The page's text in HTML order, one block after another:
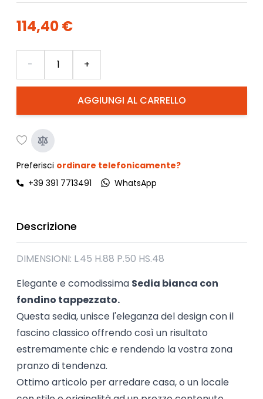
114,40 €
AGGIUNGI AL CARRELLO
- +
Preferisci ordinare telefonicamente?
+39 391 7713491
WhatsApp
Descrizione
DIMENSIONI: L.45 H.88 P.50 HS.48
Elegante e comodissima Sedia bianca con
fondino tappezzato.
Questa sedia, unisce l'eleganza del design con il
fascino classico offrendo così un risultato
estremamente chic e rendendo la vostra zona
pranzo di tendenza.
Ottimo articolo per arredare casa, o un locale